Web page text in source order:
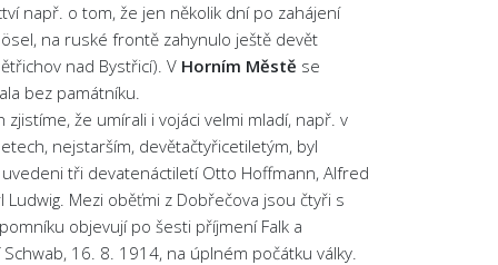
např. o tom, že jen několik dní po zahájení
na ruské frontě zahynulo ještě devět
nad Bystřicí). V Horním Městě se
bez památníku.
že umírali i vojáci velmi mladí, např. v
nejstarším, devětačtyřicetiletým, byl
tři devatenáctiletí Otto Hoffmann, Alfred
Mezi oběťmi z Dobřečova jsou čtyři s
objevují po šesti příjmení Falk a
16. 8. 1914, na úplném počátku války.